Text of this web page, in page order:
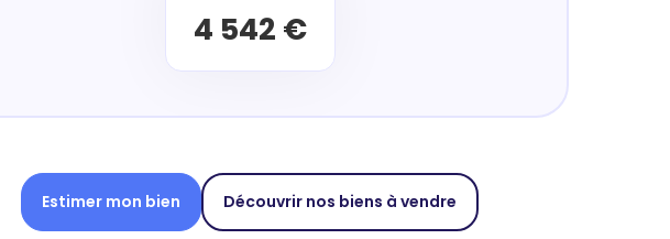
4 542 €
Estimer mon bien Découvrir nos biens à vendre